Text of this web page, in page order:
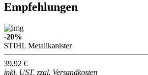
Empfehlungen
-20%
STIHL Metallkanister
39,92 €
inkl. UST, zzgl. Versandkosten